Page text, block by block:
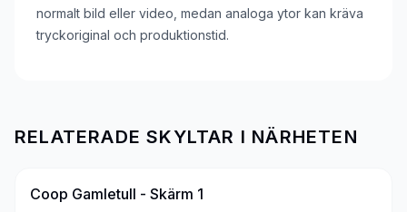
normalt bild eller video, medan analoga ytor kan kräva
tryckoriginal och produktionstid.
RELATERADE SKYLTAR I NÄRHETEN
Coop Gamletull - Skärm 1